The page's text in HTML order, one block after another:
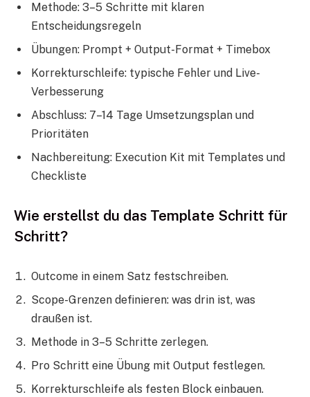
Methode: 3–5 Schritte mit klaren
Entscheidungsregeln
Übungen: Prompt + Output-Format + Timebox
Korrekturschleife: typische Fehler und Live-
Verbesserung
Abschluss: 7–14 Tage Umsetzungsplan und
Prioritäten
Nachbereitung: Execution Kit mit Templates und
Checkliste
Wie erstellst du das Template Schritt für
Schritt?
Outcome in einem Satz festschreiben.
Scope-Grenzen definieren: was drin ist, was
draußen ist.
Methode in 3–5 Schritte zerlegen.
Pro Schritt eine Übung mit Output festlegen.
Korrekturschleife als festen Block einbauen.